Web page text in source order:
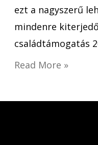
ezt a nagyszerű
mindenre
családtámogatás
Read More »